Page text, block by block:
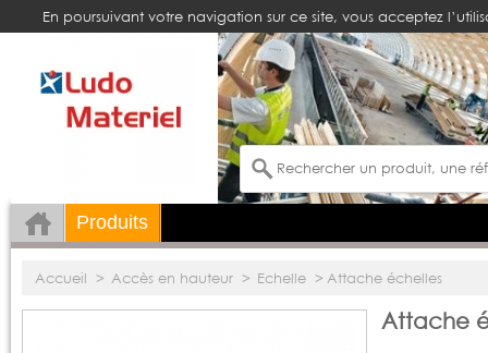
En poursuivant votre navigation sur ce site, vous acceptez
Produits
Accueil > Accès en hauteur > Echelle > Attache échelles
Attache